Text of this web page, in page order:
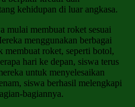
kehidupan di luar angkasa.
mulai membuat roket sesuai
menggunakan berbagai
membuat roket, seperti botol,
hari ke depan, siswa terus
untuk menyelesaikan
siswa berhasil melengkapi
bagiannya.